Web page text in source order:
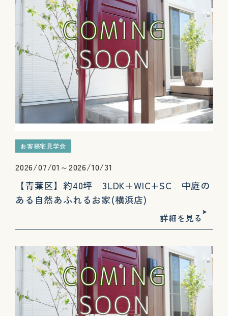
お客様宅見学会
2026/07/01～2026/10/31
【青葉区】約40坪 3LDK+WIC+SC 中庭の
ある自然あふれるお家(横浜店)
詳細を見る